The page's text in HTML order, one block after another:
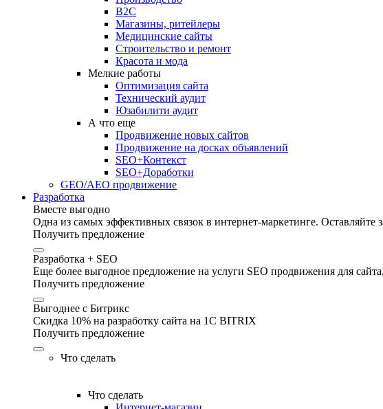
B2C
Магазины, ритейлеры
Медицинские сайты
Строительство и ремонт
Красота и мода
Мелкие работы
Оптимизация сайта
Технический аудит
Юзабилити аудит
А что еще
Продвижение новых сайтов
Продвижение на досках объявлений
SEO+Контекст
SEO+Доработки
GEO/AEO продвижение
Разработка
Вместе выгодно
Одна из самых эффективных связок в интернет-маркетинге.
Получить предложение
Разработка + SEO
Еще более выгодное предложение на услуги SEO продвижения для
Получить предложение
Выгоднее с Битрикс
Скидка 10% на разработку сайта на 1C BITRIX
Получить предложение
Что сделать
Что сделать